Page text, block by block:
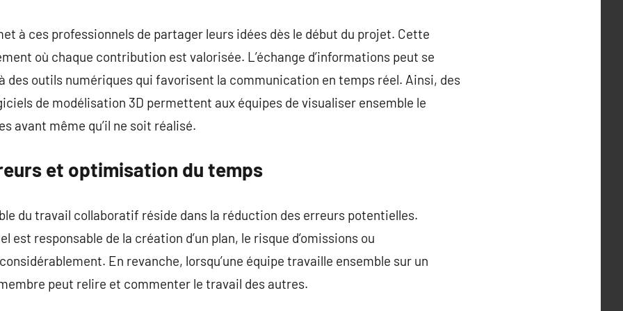
à ces professionnels de partager leurs idées dès le début du projet. Cette
où chaque contribution est valorisée. L’échange d’informations peut se
des outils numériques qui favorisent la communication en temps réel. Ainsi, des
de modélisation 3D permettent aux équipes de visualiser ensemble le
avant même qu’il ne soit réalisé.
et optimisation du temps
du travail collaboratif réside dans la réduction des erreurs potentielles.
est responsable de la création d’un plan, le risque d’omissions ou
En revanche, lorsqu’une équipe travaille ensemble sur un
peut relire et commenter le travail des autres.